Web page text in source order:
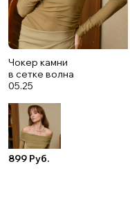
Чокер камни
в сетке волна
05.25
899 Руб.